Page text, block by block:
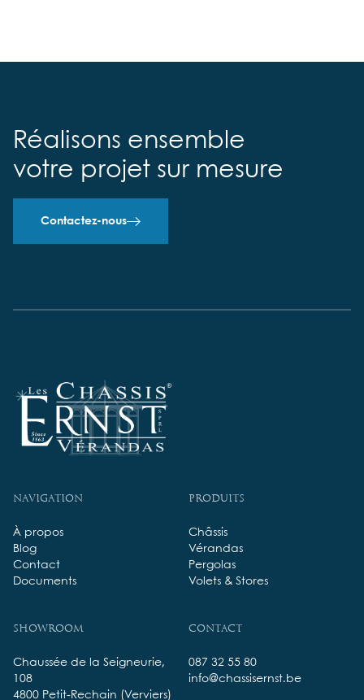
Réalisons ensemble
votre projet sur mesure
Contactez-nous
Navigation
À propos
Blog
Contact
Documents
Produits
Châssis
Vérandas
Pergolas
Volets & Stores
Showroom
Chaussée de la Seigneurie,
108
4800 Petit-Rechain (Verviers)
Contact
087 32 55 80
info@chassisernst.be